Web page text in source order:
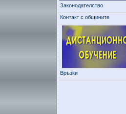
Законодателство
Контакт с общините
Връзки